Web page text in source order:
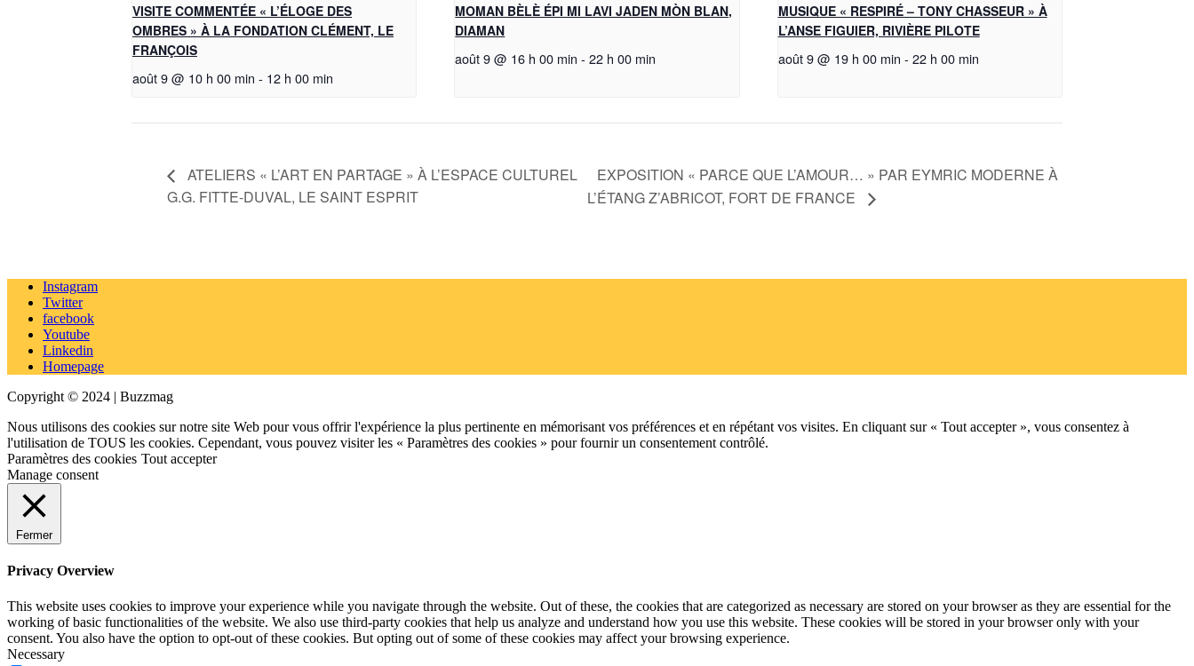
VISITE COMMENTÉE « L’ÉLOGE DES
OMBRES » À LA FONDATION CLÉMENT, LE
FRANÇOIS
août 9 @ 10 h 00 min - 12 h 00 min
MOMAN BÈLÈ ÉPI MI LAVI JADEN MÒN BLAN,
DIAMAN
août 9 @ 16 h 00 min - 22 h 00 min
MUSIQUE « RESPIRÉ – TONY CHASSEUR » À
L’ANSE FIGUIER, RIVIÈRE PILOTE
août 9 @ 19 h 00 min - 22 h 00 min
ATELIERS « L’ART EN PARTAGE » À L’ESPACE CULTUREL
G.G. FITTE-DUVAL, LE SAINT ESPRIT
EXPOSITION « PARCE QUE L’AMOUR… » PAR EYMRIC MODERNE À
L’ÉTANG Z’ABRICOT, FORT DE FRANCE
Instagram
Twitter
facebook
Youtube
Linkedin
Homepage
Copyright © 2024 | Buzzmag
Nous utilisons des cookies sur notre site Web pour vous offrir l'expérience la plus pertinente en mémorisant vos préférences et en répétant vos visites. En cliquant sur « Tout accepter », vous consentez à
l'utilisation de TOUS les cookies. Cependant, vous pouvez visiter les « Paramètres des cookies » pour fournir un consentement contrôlé.
Paramètres des cookies Tout accepter
Manage consent
Fermer
Privacy Overview
This website uses cookies to improve your experience while you navigate through the website. Out of these, the cookies that are categorized as necessary are stored on your browser as they are essential for the
working of basic functionalities of the website. We also use third-party cookies that help us analyze and understand how you use this website. These cookies will be stored in your browser only with your
consent. You also have the option to opt-out of these cookies. But opting out of some of these cookies may affect your browsing experience.
Necessary